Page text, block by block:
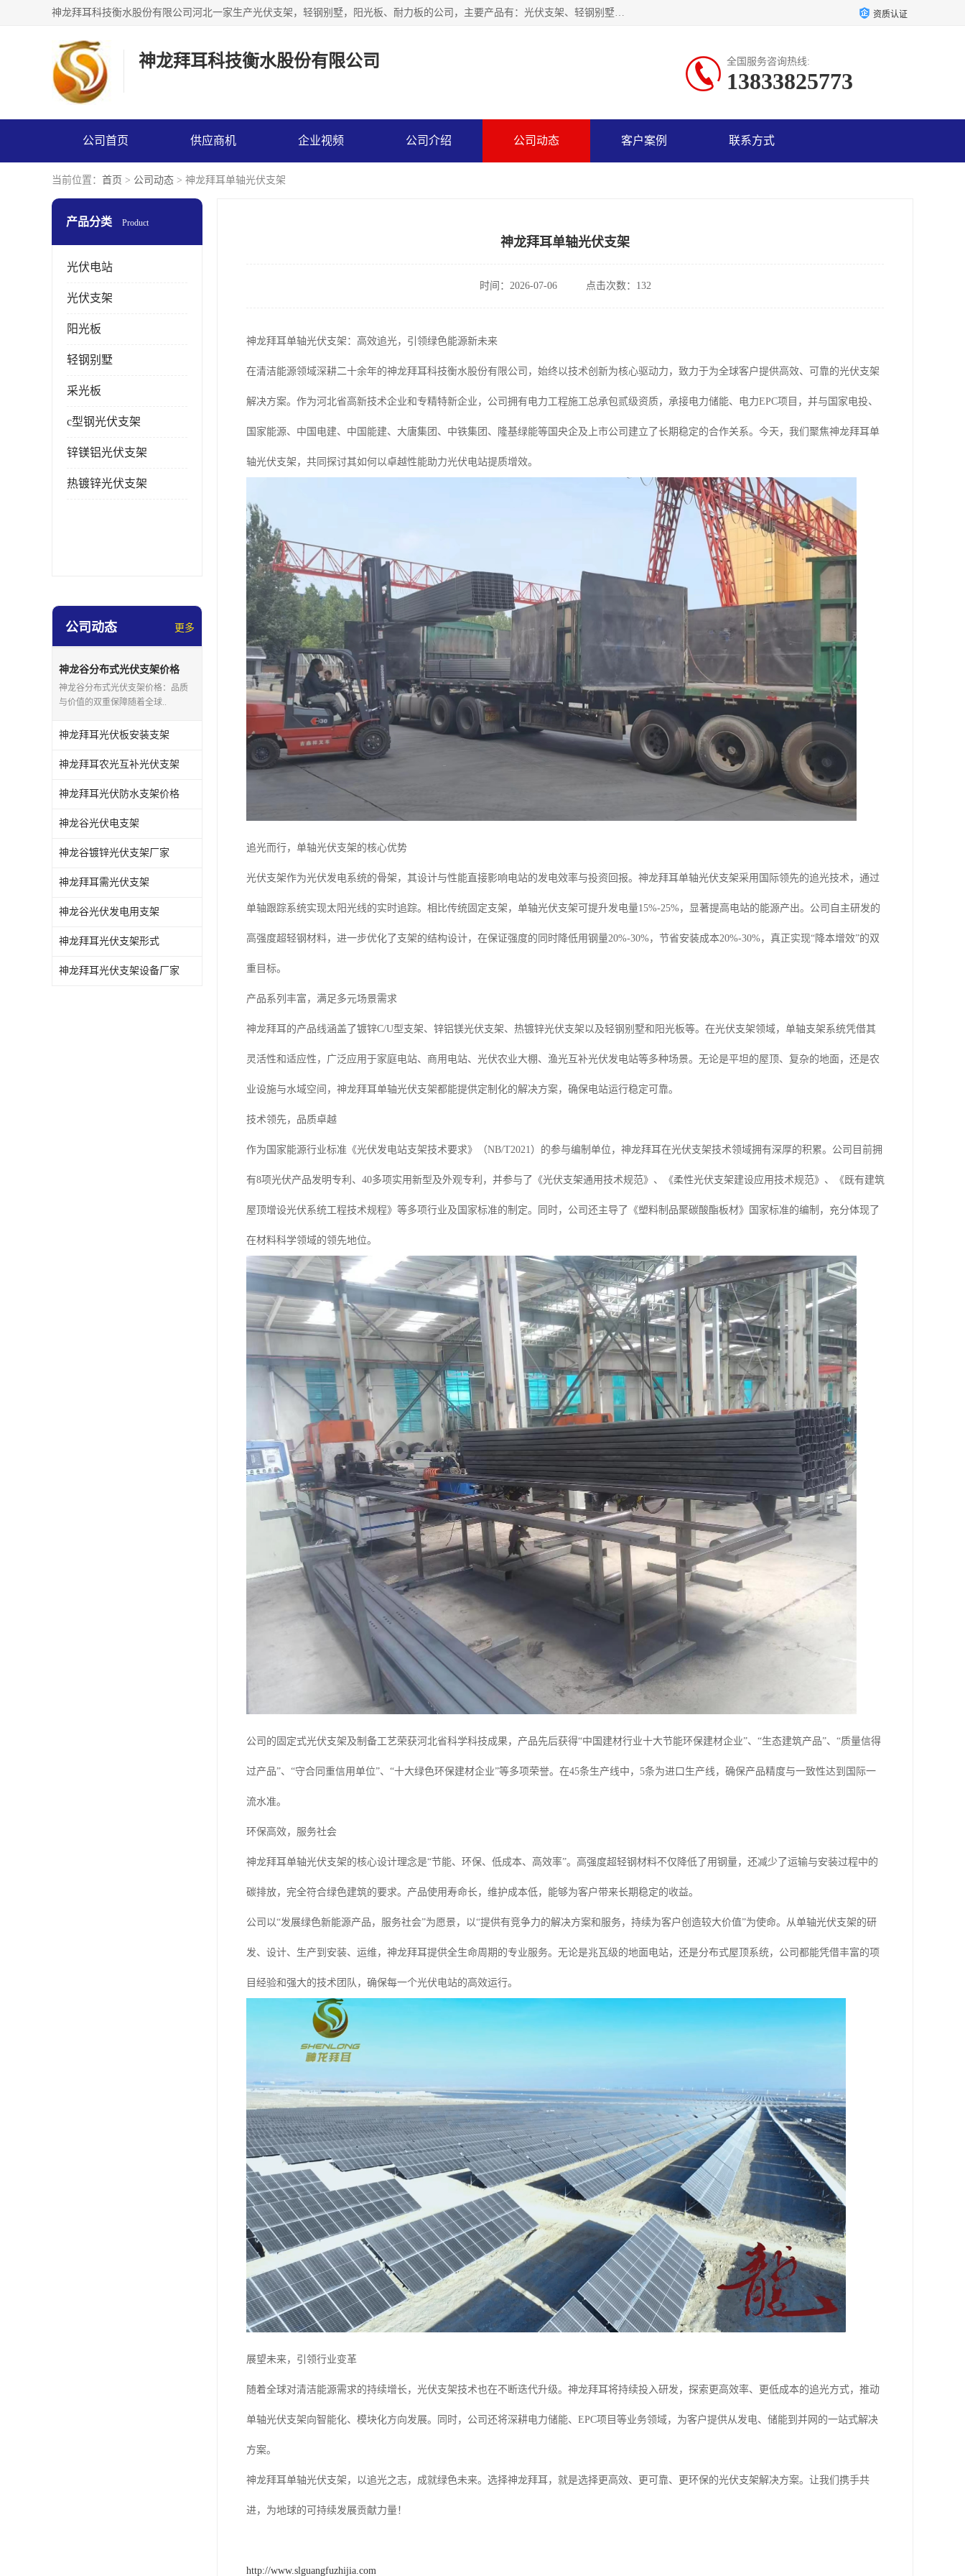
神龙拜耳科技衡水股份有限公司河北一家生产光伏支架，轻钢别墅，阳光板、耐力板的公司，主要产品有：光伏支架、轻钢别墅、阳光板、耐力板、采光板等，公司参与制定了多项标准。 资质认证
神龙拜耳科技衡水股份有限公司 全国服务咨询热线:
13833825773
公司首页 供应商机 企业视频 公司介绍 公司动态 客户案例 联系方式
当前位置： 首页 > 公司动态 > 神龙拜耳单轴光伏支架
产品分类 Product
光伏电站
光伏支架
阳光板
轻钢别墅
采光板
c型钢光伏支架
锌镁铝光伏支架
热镀锌光伏支架
公司动态 更多
神龙谷分布式光伏支架价格
神龙谷分布式光伏支架价格：品质
与价值的双重保障随着全球..
神龙拜耳光伏板安装支架
神龙拜耳农光互补光伏支架
神龙拜耳光伏防水支架价格
神龙谷光伏电支架
神龙谷镀锌光伏支架厂家
神龙拜耳需光伏支架
神龙谷光伏发电用支架
神龙拜耳光伏支架形式
神龙拜耳光伏支架设备厂家
神龙拜耳单轴光伏支架
时间：2026-07-06 点击次数：132
神龙拜耳单轴光伏支架：高效追光，引领绿色能源新未来
在清洁能源领域深耕二十余年的神龙拜耳科技衡水股份有限公司，始终以技术创新为核心驱动力，致力于为全球客户提供高效、可靠的光伏支架
解决方案。作为河北省高新技术企业和专精特新企业，公司拥有电力工程施工总承包贰级资质，承接电力储能、电力EPC项目，并与国家电投、
国家能源、中国电建、中国能建、大唐集团、中铁集团、隆基绿能等国央企及上市公司建立了长期稳定的合作关系。今天，我们聚焦神龙拜耳单
轴光伏支架，共同探讨其如何以卓越性能助力光伏电站提质增效。
追光而行，单轴光伏支架的核心优势
光伏支架作为光伏发电系统的骨架，其设计与性能直接影响电站的发电效率与投资回报。神龙拜耳单轴光伏支架采用国际领先的追光技术，通过
单轴跟踪系统实现太阳光线的实时追踪。相比传统固定支架，单轴光伏支架可提升发电量15%-25%，显著提高电站的能源产出。公司自主研发的
高强度超轻钢材料，进一步优化了支架的结构设计，在保证强度的同时降低用钢量20%-30%，节省安装成本20%-30%，真正实现“降本增效”的双
重目标。
产品系列丰富，满足多元场景需求
神龙拜耳的产品线涵盖了镀锌C/U型支架、锌铝镁光伏支架、热镀锌光伏支架以及轻钢别墅和阳光板等。在光伏支架领域，单轴支架系统凭借其
灵活性和适应性，广泛应用于家庭电站、商用电站、光伏农业大棚、渔光互补光伏发电站等多种场景。无论是平坦的屋顶、复杂的地面，还是农
业设施与水域空间，神龙拜耳单轴光伏支架都能提供定制化的解决方案，确保电站运行稳定可靠。
技术领先，品质卓越
作为国家能源行业标准《光伏发电站支架技术要求》（NB/T2021）的参与编制单位，神龙拜耳在光伏支架技术领域拥有深厚的积累。公司目前拥
有8项光伏产品发明专利、40多项实用新型及外观专利，并参与了《光伏支架通用技术规范》、《柔性光伏支架建设应用技术规范》、《既有建筑
屋顶增设光伏系统工程技术规程》等多项行业及国家标准的制定。同时，公司还主导了《塑料制品聚碳酸酯板材》国家标准的编制，充分体现了
在材料科学领域的领先地位。
公司的固定式光伏支架及制备工艺荣获河北省科学科技成果，产品先后获得“中国建材行业十大节能环保建材企业”、“生态建筑产品”、“质量信得
过产品”、“守合同重信用单位”、“十大绿色环保建材企业”等多项荣誉。在45条生产线中，5条为进口生产线，确保产品精度与一致性达到国际一
流水准。
环保高效，服务社会
神龙拜耳单轴光伏支架的核心设计理念是“节能、环保、低成本、高效率”。高强度超轻钢材料不仅降低了用钢量，还减少了运输与安装过程中的
碳排放，完全符合绿色建筑的要求。产品使用寿命长，维护成本低，能够为客户带来长期稳定的收益。
公司以“发展绿色新能源产品，服务社会”为愿景，以“提供有竞争力的解决方案和服务，持续为客户创造较大价值”为使命。从单轴光伏支架的研
发、设计、生产到安装、运维，神龙拜耳提供全生命周期的专业服务。无论是兆瓦级的地面电站，还是分布式屋顶系统，公司都能凭借丰富的项
目经验和强大的技术团队，确保每一个光伏电站的高效运行。
展望未来，引领行业变革
随着全球对清洁能源需求的持续增长，光伏支架技术也在不断迭代升级。神龙拜耳将持续投入研发，探索更高效率、更低成本的追光方式，推动
单轴光伏支架向智能化、模块化方向发展。同时，公司还将深耕电力储能、EPC项目等业务领域，为客户提供从发电、储能到并网的一站式解决
方案。
神龙拜耳单轴光伏支架，以追光之志，成就绿色未来。选择神龙拜耳，就是选择更高效、更可靠、更环保的光伏支架解决方案。让我们携手共
进，为地球的可持续发展贡献力量！
http://www.slguangfuzhijia.com